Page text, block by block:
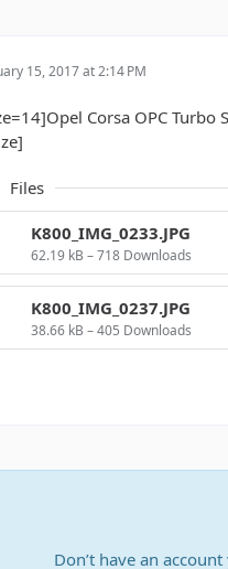
15, 2017 at 2:14 PM
Corsa OPC
Files
K800_IMG_0233.JPG
62.19 kB – 718 Downloads
K800_IMG_0237.JPG
38.66 kB – 405 Downloads
Don’t have an account